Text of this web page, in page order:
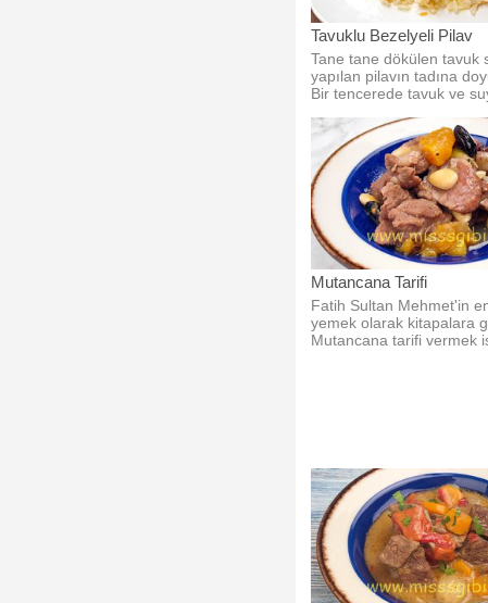
Tavuklu Bezelyeli Pilav
Tane tane dökülen tavuk
yapılan pilavın tadına
Bir tencerede tavuk ve
Mutancana Tarifi
Fatih Sultan Mehmet'in
yemek olarak kitapalara
Mutancana tarifi vermek